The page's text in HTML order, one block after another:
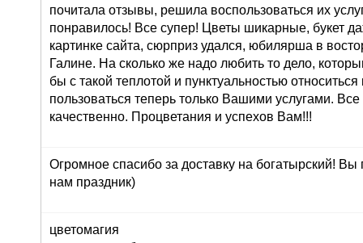
почитала отзывы, решила воспользоваться их
понравилось! Все супер! Цветы шикарные, букет
картинке сайта, сюрприз удался, юбилярша в
Галине. На сколько же надо любить то дело,
бы с такой теплотой и пунктуальностью
пользоваться теперь только Вашими услугами.
качественно. Процветания и успехов Вам!!!
Огромное спасибо за доставку на богатырский! Вы
нам праздник)
цветомагия